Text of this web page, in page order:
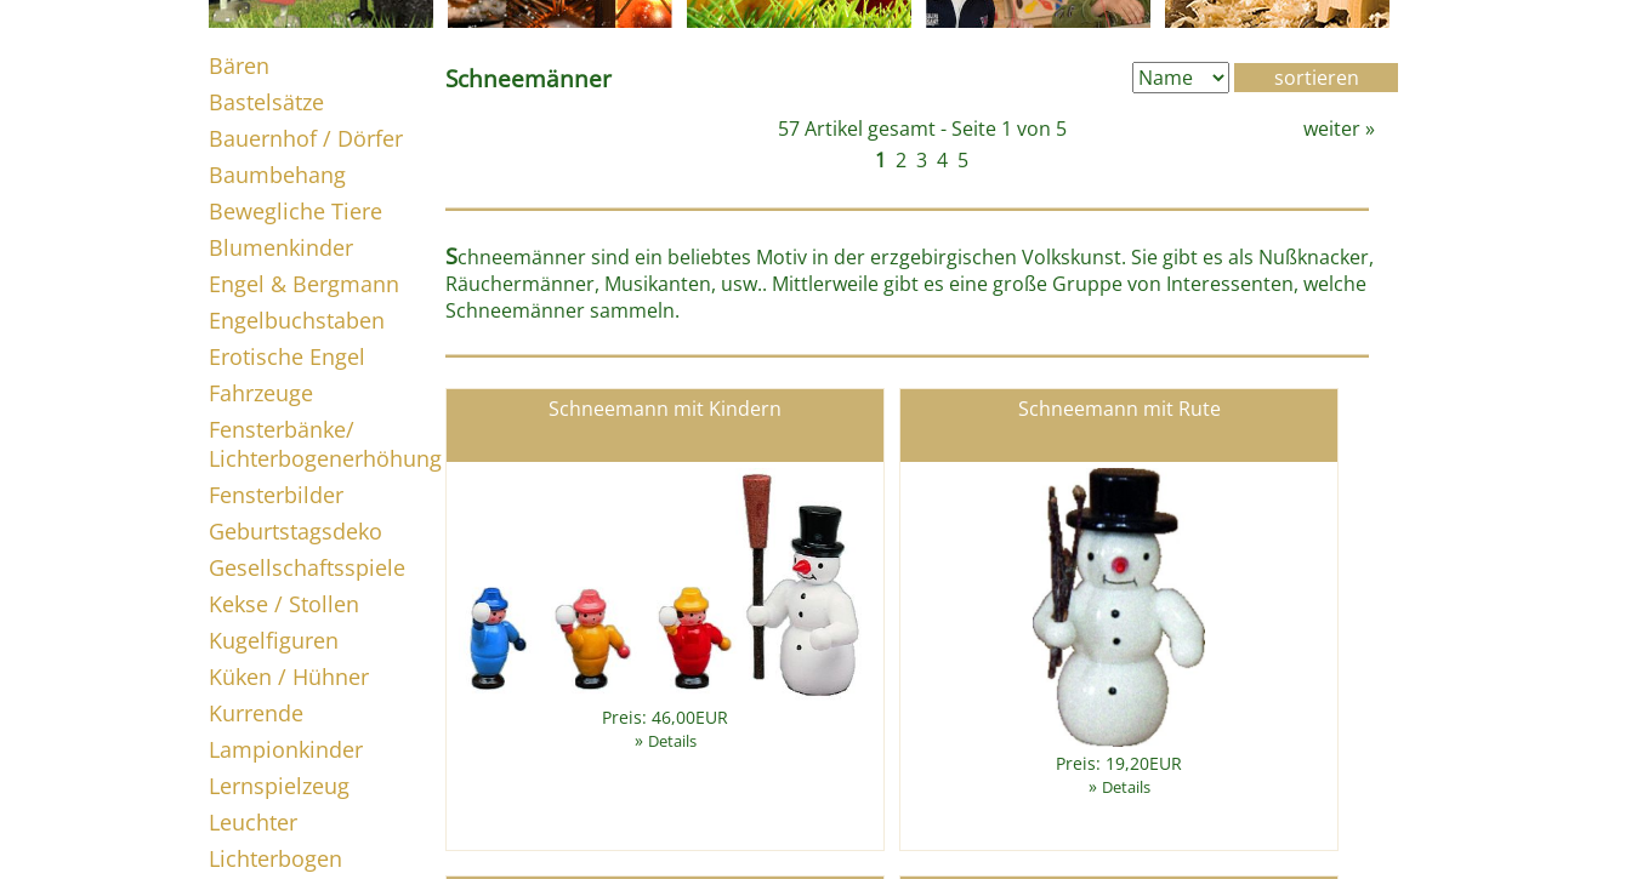
Bären
Bastelsätze
Bauernhof / Dörfer
Baumbehang
Bewegliche Tiere
Blumenkinder
Engel & Bergmann
Engelbuchstaben
Erotische Engel
Fahrzeuge
Fensterbänke/
Lichterbogenerhöhung
Fensterbilder
Geburtstagsdeko
Gesellschaftsspiele
Kekse / Stollen
Kugelfiguren
Küken / Hühner
Kurrende
Lampionkinder
Lernspielzeug
Leuchter
Lichterbogen
Schneemänner
57 Artikel gesamt - Seite 1 von 5 weiter»
1 2 3 4 5
Schneemänner sind ein beliebtes Motiv in der erzgebirgischen Volkskunst. Sie gibt es als Nußknacker,
Räuchermänner, Musikanten, usw.. Mittlerweile gibt es eine große Gruppe von Interessenten, welche
Schneemänner sammeln.
Schneemann mit Kindern
Preis: 46,00EUR
» Details
Schneemann mit Rute
Preis: 19,20EUR
» Details